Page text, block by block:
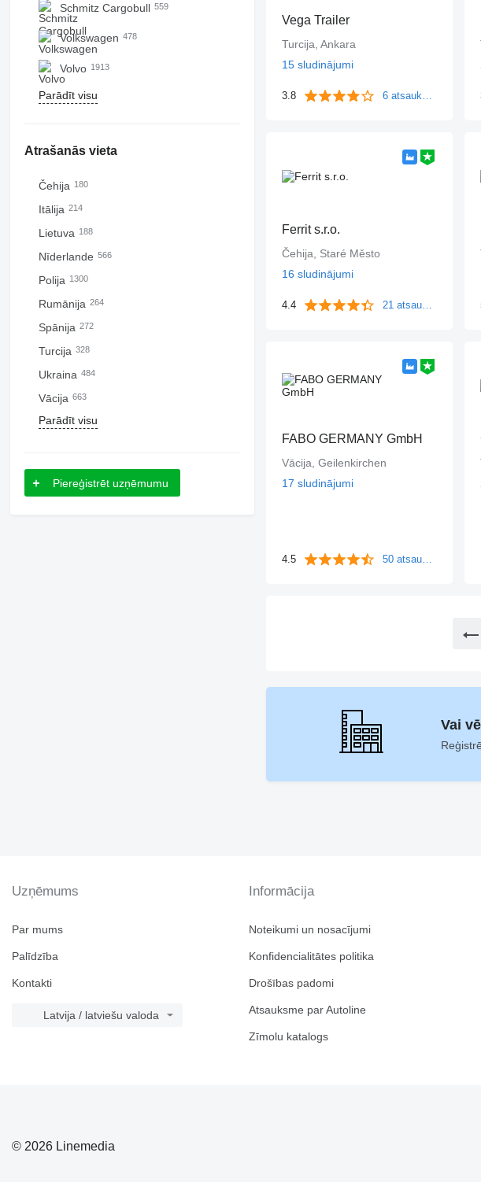
Schmitz Cargobull 559
Volkswagen 478
Volvo 1913
Parādīt visu
Atrašanās vieta
Čehija 180
Itālija 214
Lietuva 188
Nīderlande 566
Polija 1300
Rumānija 264
Spānija 272
Turcija 328
Ukraina 484
Vācija 663
Parādīt visu
Piereģistrēt uzņēmumu
Vega Trailer
Turcija, Ankara
15 sludinājumi
3.8 6 atsauksmes
Ferrit s.r.o.
Čehija, Staré Město
16 sludinājumi
4.4 21 atsauksmes
FABO GERMANY GmbH
Vācija, Geilenkirchen
17 sludinājumi
4.5 50 atsauksmes
Vai
Uzņēmums
Par mums
Palīdzība
Kontakti
Latvija / latviešu valoda
Informācija
Noteikumi un nosacījumi
Konfidencialitātes politika
Drošības padomi
Atsauksme par Autoline
Zīmolu katalogs
© 2026 Linemedia